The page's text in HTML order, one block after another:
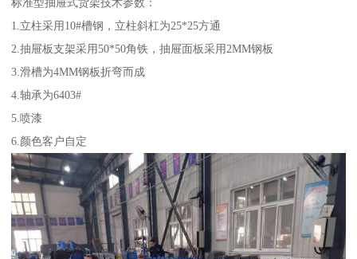
标准型抽屉式货架技术参数：
1.立柱采用10#槽钢，立柱斜杠为25*25方通
2.抽屉板支架采用50*50角铁，抽屉面板采用2MM钢板
3.滑槽为4MM钢板折弯而成
4.轴承为6403#
5.喷漆
6.颜色客户自定